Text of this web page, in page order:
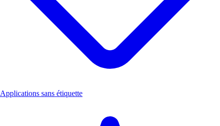
Applications sans étiquette